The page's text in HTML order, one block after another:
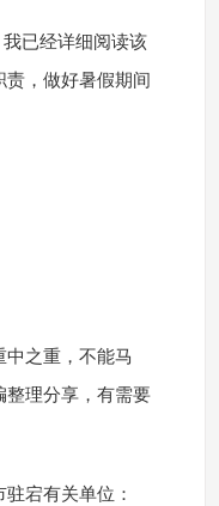
已经详细阅读该
，做好暑假期间
之重，不能马
整理分享，有需要
宕有关单位：